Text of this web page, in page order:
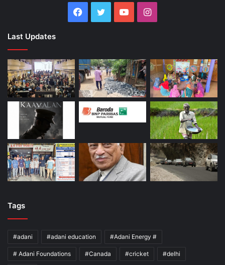
Facebook
Twitter YouTubeInstagram
Last Updates
Tags
#adani #adani education #Adani Energy #
# Adani Foundations #Canada #cricket #delhi